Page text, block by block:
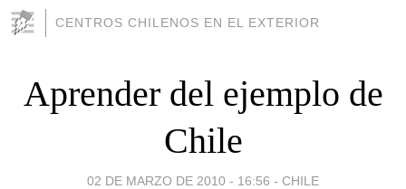
CENTROS CHILENOS EN EL EXTERIOR
Aprender del ejemplo de
Chile
02 DE MARZO DE 2010 - 16:56 - CHILE